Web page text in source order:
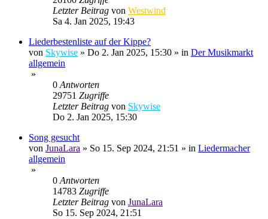
Letzter Beitrag von Westwind
Sa 4. Jan 2025, 19:43
Liederbestenliste auf der Kippe?
von Skywise » Do 2. Jan 2025, 15:30 » in Der Musikmarkt
allgemein
»
0Antworten
29751 Zugriffe
Letzter Beitrag von Skywise
Do 2. Jan 2025, 15:30
Song gesucht
von JunaLara » So 15. Sep 2024, 21:51 » in Liedermacher
allgemein
»
0Antworten
14783 Zugriffe
Letzter Beitrag von JunaLara
So 15. Sep 2024, 21:51